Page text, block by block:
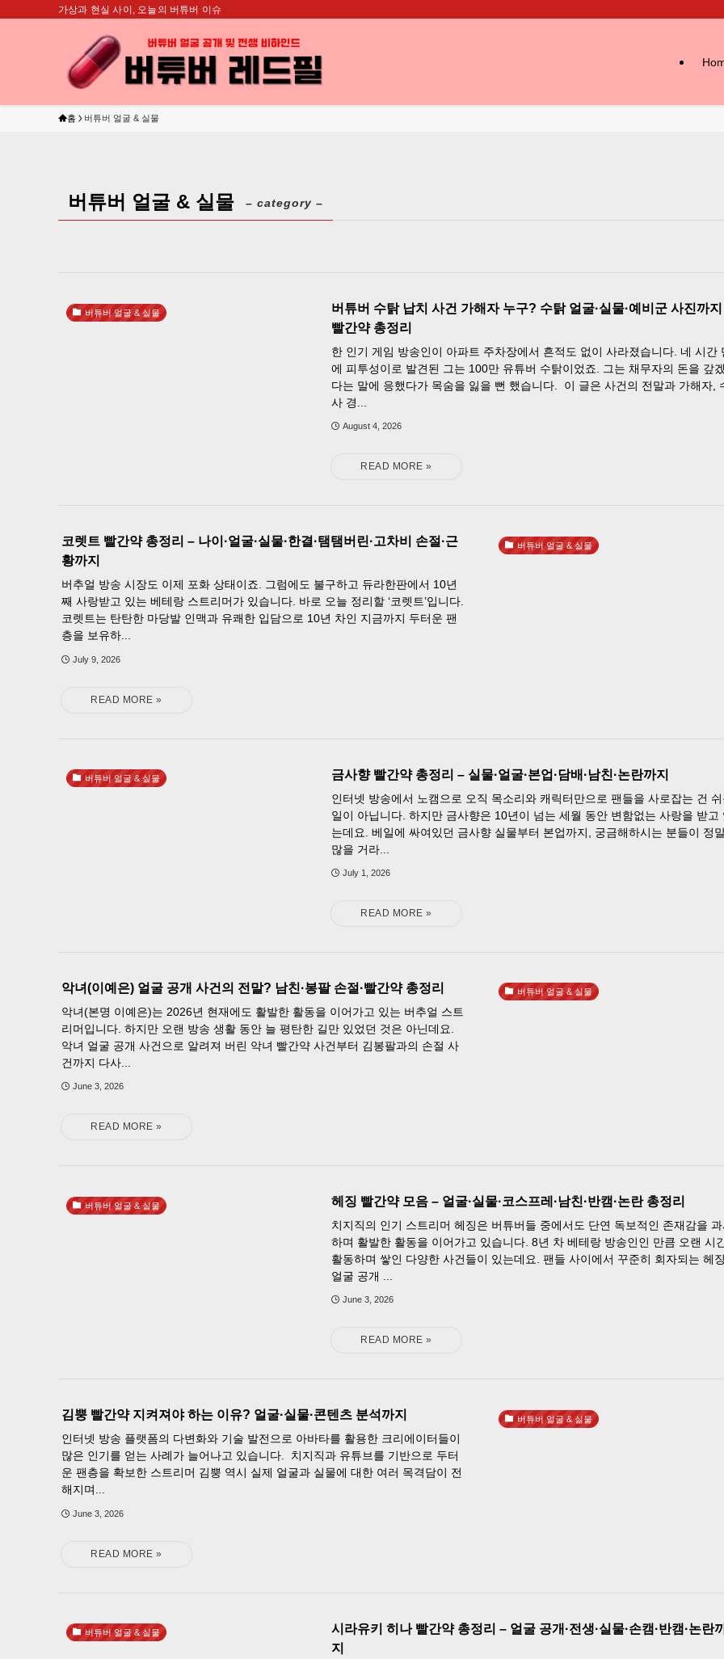
가상과 현실 사이, 오늘의 버튜버 이슈
홈 버튜버 얼굴 & 실물
버튜버 얼굴 & 실물 – category –
버튜버 얼굴 & 실물
버튜버 수탉 납치 사건 가해자 누구? 수탉 얼굴·실물·예비군 사진까지
빨간약 총정리
한 인기 게임 방송인이 아파트 주차장에서 흔적도 없이 사라졌습니다. 네 시간
에 피투성이로 발견된 그는 100만 유튜버 수탉이었죠. 그는 채무자의 돈을 갚겠
다는 말에 응했다가 목숨을 잃을 뻔 했습니다. 이 글은 사건의 전말과 가해자,
사 경...
August 4, 2026
버튜버 얼굴 & 실물
코렛트 빨간약 총정리 – 나이·얼굴·실물·한결·탬탬버린·고차비 손절·근
황까지
버추얼 방송 시장도 이제 포화 상태이죠. 그럼에도 불구하고 듀라한판에서 10년
째 사랑받고 있는 베테랑 스트리머가 있습니다. 바로 오늘 정리할 ‘코렛트’입니다.
코렛트는 탄탄한 마당발 인맥과 유쾌한 입담으로 10년 차인 지금까지 두터운 팬
층을 보유하...
July 9, 2026
버튜버 얼굴 & 실물 금사향 빨간약 총정리 – 실물·얼굴·본업·담배·남친·논란까지
인터넷 방송에서 노캠으로 오직 목소리와 캐릭터만으로 팬들을 사로잡는 건 쉬
일이 아닙니다. 하지만 금사향은 10년이 넘는 세월 동안 변함없는 사랑을 받고
는데요. 베일에 싸여있던 금사향 실물부터 본업까지, 궁금해하시는 분들이 정
많을 거라...
July 1, 2026
버튜버 얼굴 & 실물
악녀(이예은) 얼굴 공개 사건의 전말? 남친·봉팔 손절·빨간약 총정리
악녀(본명 이예은)는 2026년 현재에도 활발한 활동을 이어가고 있는 버추얼 스트
리머입니다. 하지만 오랜 방송 생활 동안 늘 평탄한 길만 있었던 것은 아닌데요.
악녀 얼굴 공개 사건으로 알려져 버린 악녀 빨간약 사건부터 김봉팔과의 손절 사
건까지 다사...
June 3, 2026
버튜버 얼굴 & 실물 헤징 빨간약 모음 – 얼굴·실물·코스프레·남친·반캠·논란 총정리
치지직의 인기 스트리머 헤징은 버튜버들 중에서도 단연 독보적인 존재감을 과
하며 활발한 활동을 이어가고 있습니다. 8년 차 베테랑 방송인인 만큼 오랜 시
활동하며 쌓인 다양한 사건들이 있는데요. 팬들 사이에서 꾸준히 회자되는 헤징
얼굴 공개 ...
June 3, 2026
버튜버 얼굴 & 실물
김뿡 빨간약 지켜져야 하는 이유? 얼굴·실물·콘텐츠 분석까지
인터넷 방송 플랫폼의 다변화와 기술 발전으로 아바타를 활용한 크리에이터들이
많은 인기를 얻는 사례가 늘어나고 있습니다. 치지직과 유튜브를 기반으로 두터
운 팬층을 확보한 스트리머 김뿡 역시 실제 얼굴과 실물에 대한 여러 목격담이 전
해지며...
June 3, 2026
버튜버 얼굴 & 실물
시라유키 히나 빨간약 총정리 – 얼굴 공개·전생·실물·손캠·반캠·논란
지